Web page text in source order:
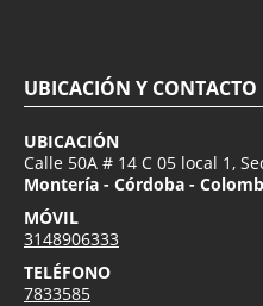
UBICACIÓN Y CONTACTO
UBICACIÓN
Calle 50A # 14 C 05 local 1,
Montería - Córdoba -
MÓVIL
3148906333
TELÉFONO
7833585